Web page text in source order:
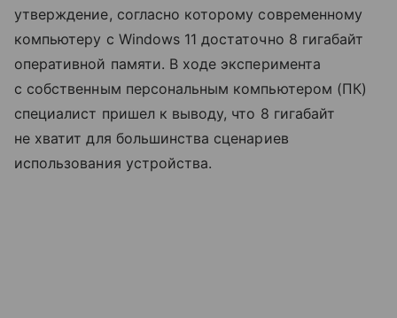
утверждение, согласно которому современному
компьютеру с Windows 11 достаточно 8 гигабайт
оперативной памяти. В ходе эксперимента
с собственным персональным компьютером (ПК)
специалист пришел к выводу, что 8 гигабайт
не хватит для большинства сценариев
использования устройства.